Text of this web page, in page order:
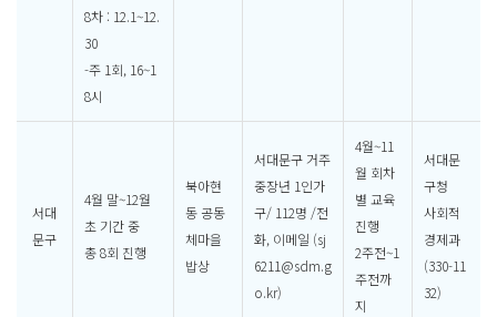
8차 : 12.1~12.
30
-주 1회, 16~1
8시
서대
문구
4월 말~12월
초 기간 중
총 8회 진행
북아현
동 공동
체마을
밥상
서대문구 거주
중장년 1인가
구/ 112명 /전
화, 이메일 (sj
6211@sdm.g
o.kr)
4월~11
월 회차
별 교육
진행
2주전~1
주전까
지
서대문
구청
사회적
경제과
(330-11
32)